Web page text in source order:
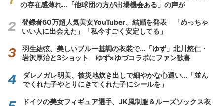
の存在感薄れ...「他球団の方が出場機会ある」の声が
登録者60万超人気美女YouTuber、結婚を発表 「めっちゃ
いい人に出会えた」「私今すごく安定してる」
羽生結弦、美しいブルー基調の衣装で...「ゆず」北川悠仁・
岩沢厚治と3ショット ゆず×ゆづコラボにファン歓喜
ダレノガレ明美、被災地炊き出しで細やかな心遣い...「並ん
でくれた子やとりにきてくれた子にシールを」
ドイツの美女フィギュア選手、JK風制服＆ルーズソックス衣